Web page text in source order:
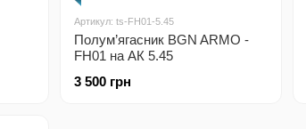
Артикул: ts-FH01-5.45
Полум’ягасник BGN ARMO -
FH01 на АК 5.45
3 500 грн